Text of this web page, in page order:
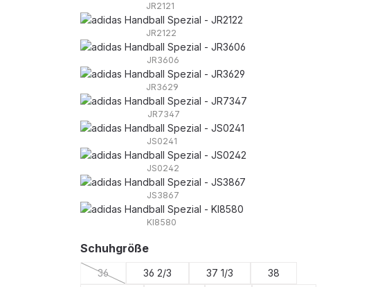
JR2121
JR2122
JR3606
JR3629
JR7347
JS0241
JS0242
JS3867
KI8580
Schuhgrößeauswählen
36
(Diese Option ist zurzeit nicht verfügbar.)
36 2/3 37 1/3
38